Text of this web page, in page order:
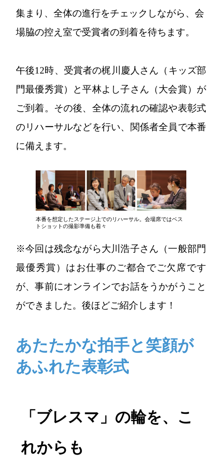
集まり、全体の進行をチェックしながら、会
場脇の控え室で受賞者の到着を待ちます。
午後12時、受賞者の梶川慶人さん（キッズ部
門最優秀賞）と平林よし子さん（大会賞）が
ご到着。その後、全体の流れの確認や表彰式
のリハーサルなどを行い、関係者全員で本番
に備えます。
本番を想定したステージ上でのリハーサル。会場席ではベス
トショットの撮影準備も着々
※今回は残念ながら大川浩子さん（一般部門
最優秀賞）はお仕事のご都合でご欠席です
が、事前にオンラインでお話をうかがうこと
ができました。後ほどご紹介します！
あたたかな拍手と笑顔が
あふれた表彰式
「ブレスマ」の輪を、こ
れからも